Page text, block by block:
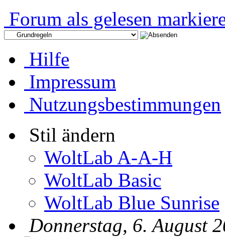
Forum als gelesen
Hilfe
Impressum
Nutzungsbestimmungen
Stil ändern
WoltLab A-A-H
WoltLab Basic
WoltLab Blue Sunrise
Donnerstag, 6. August